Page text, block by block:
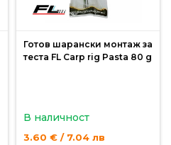
Готов шарански монтаж за
теста FL Carp rig Pasta 80 g
В наличност
3.60 € / 7.04 лв